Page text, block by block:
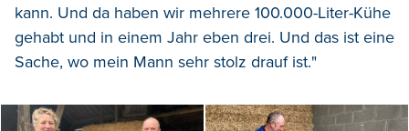
kann. Und da haben wir mehrere 100.000-Liter-Kühe
gehabt und in einem Jahr eben drei. Und das ist eine
Sache, wo mein Mann sehr stolz drauf ist."